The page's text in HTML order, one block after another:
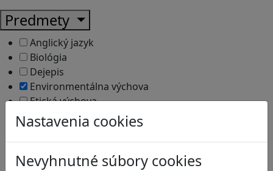
Nastavenia cookies
Nevyhnutné súbory cookies
Predmety
Anglický jazyk
Biológia
Dejepis
Environmentálna výchova
Etická výchova
Geografia
Matematika
Občianska náuka
Vlastiveda